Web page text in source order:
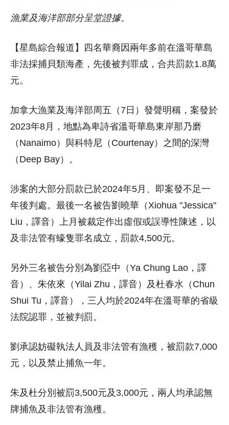
漁業及海洋部部分呈堂證據。
【星島綜合報道】四名華裔因兩年多前在溫哥華島
非法採捕貝類海產，先後被判罪成，合共罰款1.8萬
元。
加拿大漁業及海洋部周五（7日）發聲明稱，案發於
2023年8月，地點為卑詩省溫哥華島東岸那乃磨
（Nanaimo）與科特尼（Courtenay）之間的深灣
（Deep Bay）。
涉案的大部分罰款已於2024年5月、即案發不足一
年後判處。最後一名被告劉曉華（Xiohua "Jessica"
Liu，譯音）上月被裁定作出虛假或誤導性陳述，以
及非法管有蠔隻罪名成立，罰款4,500元。
另外三名被告分別為劉亞中（Ya Chung Lao，譯
音）、朱依來（Yilai Zhu，譯音）及杜春水（Chun
Shui Tu，譯音），三人均於2024年在溫哥華的省級
法院認罪，並被判罰。
劉承認妨礙執法人員及非法管有漁穫，被罰款7,000
元，以及禁止捕魚一年。
朱及杜分別被罰3,500元及3,000元，兩人均承認無
牌捕魚及非法管有漁穫。